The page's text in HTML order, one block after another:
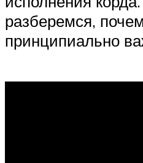
разберемся,
принципиально